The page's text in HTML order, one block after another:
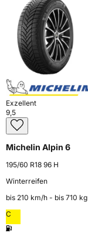
Exzellent
9,5
Michelin Alpin 6
195/60 R18 96 H
Winterreifen
bis 210 km⁠/⁠h - bis 710 kg
C